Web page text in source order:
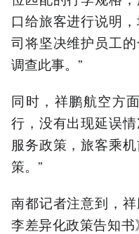
口给旅客进行说明
司将坚决维护员工
调查此事。”
同时，祥鹏航空方
行，没有出现延误
服务政策，旅客乘
策。”
南都记者注意到，
李差异化政策告知